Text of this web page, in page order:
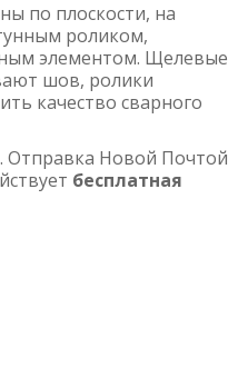
по плоскости, на
роликом,
элементом. Щелевые
шов, ролики
качество сварного
Отправка Новой Почтой
бесплатная